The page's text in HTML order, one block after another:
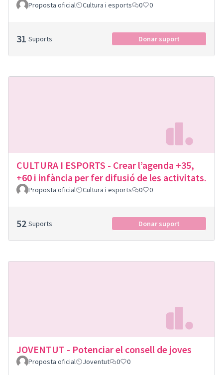
Proposta oficial Cultura i esports 0 0
31 Suports Donar suport
CULTURA I ESPORTS - Crear l’agenda +35,
+60 i infància per fer difusió de les activitats.
Proposta oficial Cultura i esports 0 0
52 Suports Donar suport
JOVENTUT - Potenciar el consell de joves
Proposta oficial Joventut 0 0